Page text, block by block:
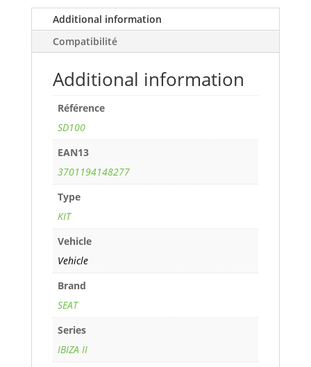
Monopoint
(carburateur
(60
cv)
years
93>96
ref.
SD100
quantity
Additional information
Compatibilité
Additional information
Référence
SD100
EAN13
3701194148277
Type
KIT
Vehicle
Vehicle
Brand
SEAT
Series
IBIZA II